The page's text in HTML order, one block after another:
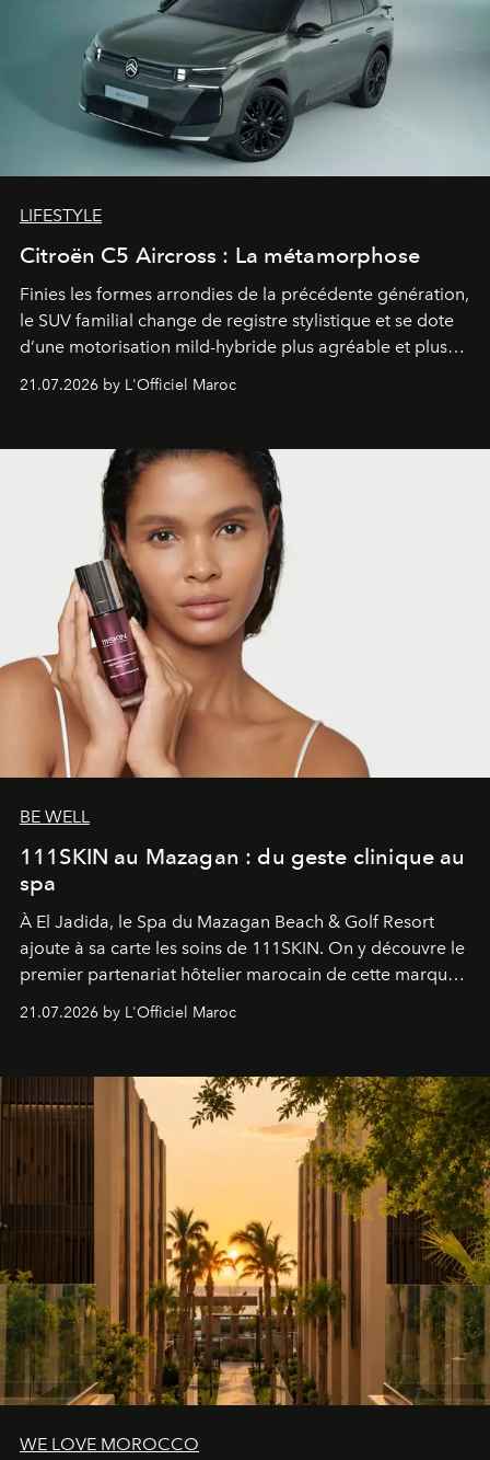
LIFESTYLE
Citroën C5 Aircross : La métamorphose
Finies les formes arrondies de la précédente génération,
le SUV familial change de registre stylistique et se dote
d’une motorisation mild-hybride plus agréable et plus
gagné en maturité.
21.07.2026 by L'Officiel Maroc
BE WELL
111SKIN au Mazagan : du geste clinique au
spa
À El Jadida, le Spa du Mazagan Beach & Golf Resort
ajoute à sa carte les soins de 111SKIN. On y découvre le
premier partenariat hôtelier marocain de cette marque
londonien et construite depuis autour d'un actif breveté,
21.07.2026 by L'Officiel Maroc
WE LOVE MOROCCO